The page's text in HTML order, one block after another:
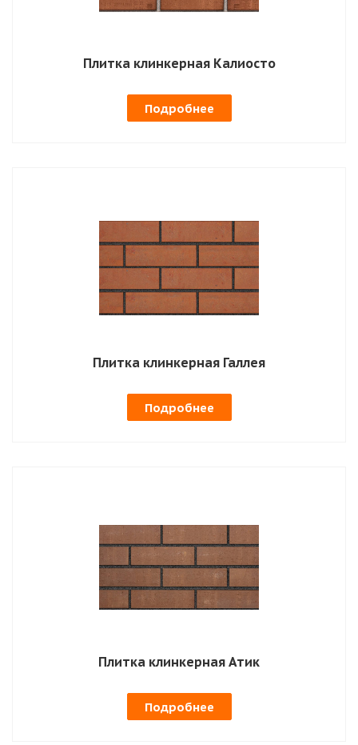
Плитка клинкерная Калиосто
Подробнее
Плитка клинкерная Галлея
Подробнее
Плитка клинкерная Атик
Подробнее